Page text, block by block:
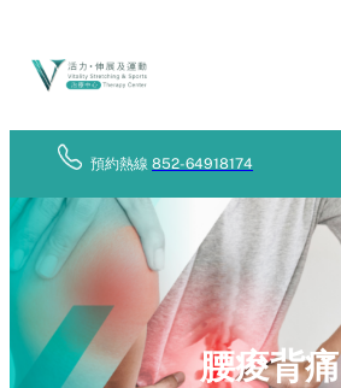
content
預約熱線852-64918174
腰痠背痛